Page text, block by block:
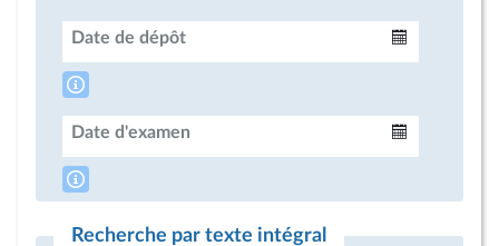
Date de dépôt
Date d'examen
Recherche par texte intégral